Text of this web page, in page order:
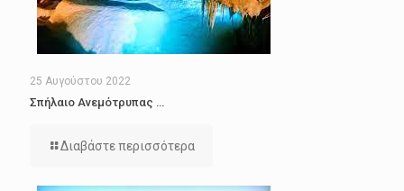
25 Αυγούστου 2022
Σπήλαιο Ανεμότρυπας …
Διαβάστε περισσότερα